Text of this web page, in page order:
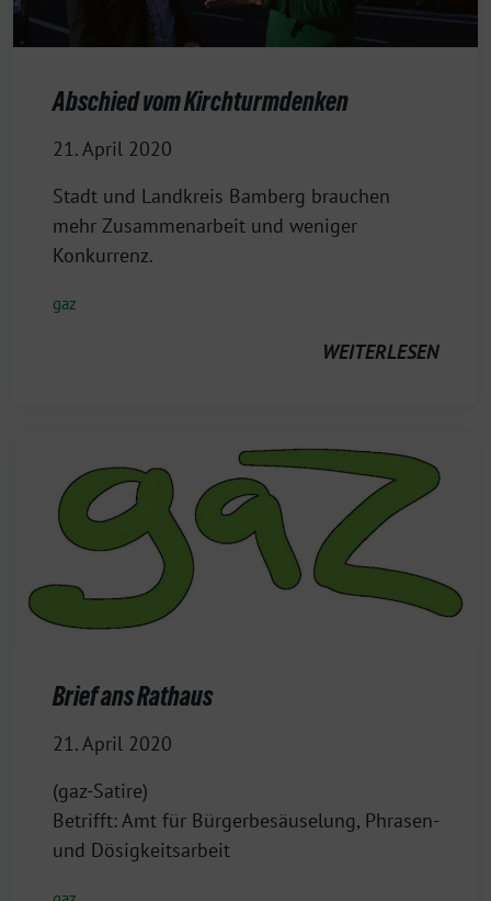
Abschied vom Kirchturmdenken
21. April 2020
Stadt und Landkreis Bamberg brauchen
mehr Zusammenarbeit und weniger
Konkurrenz.
gaz
WEITERLESEN
Brief ans Rathaus
21. April 2020
(gaz-Satire)
Betrifft: Amt für Bürgerbesäuselung, Phrasen-
und Dösigkeitsarbeit